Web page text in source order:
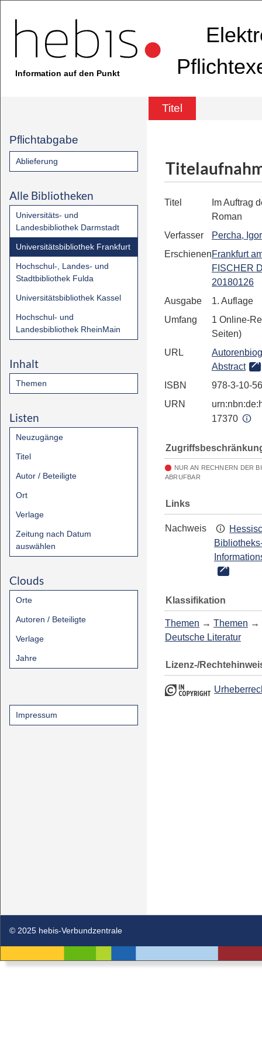
Information auf den Punkt
Titel
Pflichtabgabe
Ablieferung
Alle Bibliotheken
Universitäts- und
Landesbibliothek Darmstadt
Universitätsbibliothek Frankfurt
Hochschul-, Landes- und
Stadtbibliothek Fulda
Universitätsbibliothek Kassel
Hochschul- und
Landesbibliothek RheinMain
Inhalt
Themen
Listen
Neuzugänge
Titel
Autor / Beteiligte
Ort
Verlage
Zeitung nach Datum
auswählen
Clouds
Orte
Autoren / Beteiligte
Verlage
Jahre
Impressum
Titel
Im Auftrag
Roman
Verfasser
Percha, Igor
ErschienenFrankfurt
FISCHER
20180126
Ausgabe
1. Auflage
Umfang
1 Online-
Seiten)
URL
Abstract
ISBN
978-3-10-
URN
17370
NUR AN RECHNERN DER
ABRUFBAR
Links
Nachweis
Klassifikation
Themen → Themen →
Deutsche Literatur
Lizenz-/
© 2025 hebis-Verbundzentrale